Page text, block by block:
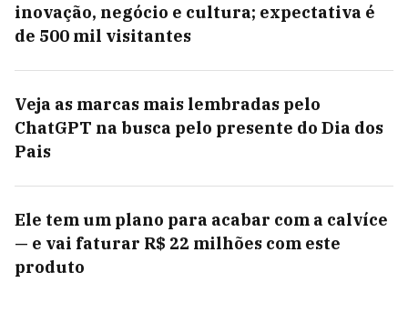
inovação, negócio e cultura; expectativa é
de 500 mil visitantes
Veja as marcas mais lembradas pelo
ChatGPT na busca pelo presente do Dia dos
Pais
Ele tem um plano para acabar com a calvíce
— e vai faturar R$ 22 milhões com este
produto